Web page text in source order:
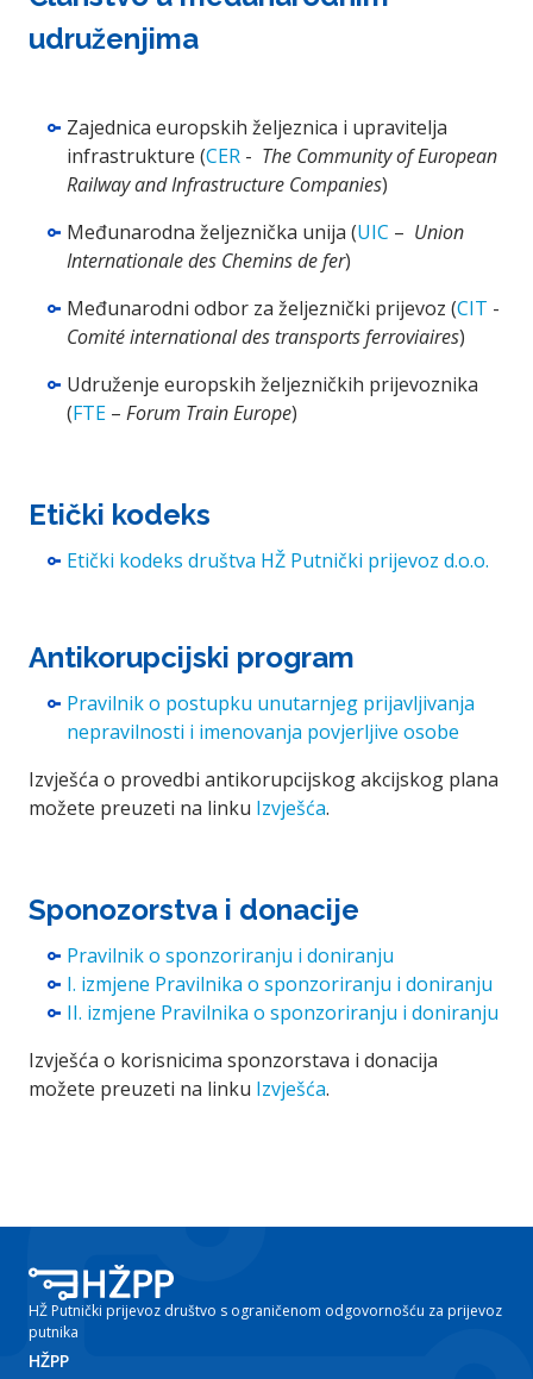
udruženjima
Zajednica europskih željeznica i upravitelja
infrastrukture (CER - The Community of European
Railway and Infrastructure Companies)
Međunarodna željeznička unija (UIC – Union
Internationale des Chemins de fer)
Međunarodni odbor za željeznički prijevoz (CIT -
Comité international des transports ferroviaires)
Udruženje europskih željezničkih prijevoznika
(FTE – Forum Train Europe)
Etički kodeks
Etički kodeks društva HŽ Putnički prijevoz d.o.o.
Antikorupcijski program
Pravilnik o postupku unutarnjeg prijavljivanja
nepravilnosti i imenovanja povjerljive osobe
Izvješća o provedbi antikorupcijskog akcijskog plana
možete preuzeti na linku Izvješća.
Sponozorstva i donacije
Pravilnik o sponzoriranju i doniranju
I. izmjene Pravilnika o sponzoriranju i doniranju
II. izmjene Pravilnika o sponzoriranju i doniranju
Izvješća o korisnicima sponzorstava i donacija
možete preuzeti na linku Izvješća.
HŽ Putnički prijevoz društvo s ograničenom odgovornošću za prijevoz
putnika
HŽPP